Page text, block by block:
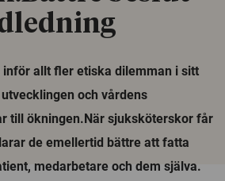
allt fler etiska dilemman i sitt
och vårdens
till ökningen.När sjuksköterskor får
de emellertid bättre att fatta
medarbetare och dem själva.